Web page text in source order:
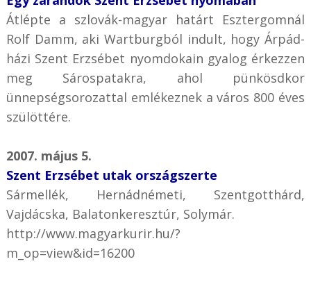
Átlépte a szlovák-magyar határt Esztergomnál
Rolf Damm, aki Wartburgból indult, hogy Árpád-
házi Szent Erzsébet nyomdokain gyalog érkezzen
meg Sárospatakra, ahol pünkösdkor
ünnepségsorozattal emlékeznek a város 800 éves
szülöttére.
2007. május 5.
Szent Erzsébet utak országszerte
Sármellék, Hernádnémeti, Szentgotthárd,
Vajdácska, Balatonkeresztúr, Solymár.
http://www.magyarkurir.hu/?
m_op=view&id=16200